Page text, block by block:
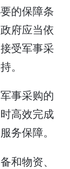
的保障条
府应当依
受军事采
。
事采购的
高效完成
务保障。
和物资、